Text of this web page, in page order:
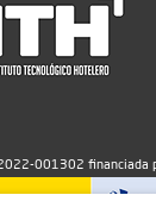
001302 financiada